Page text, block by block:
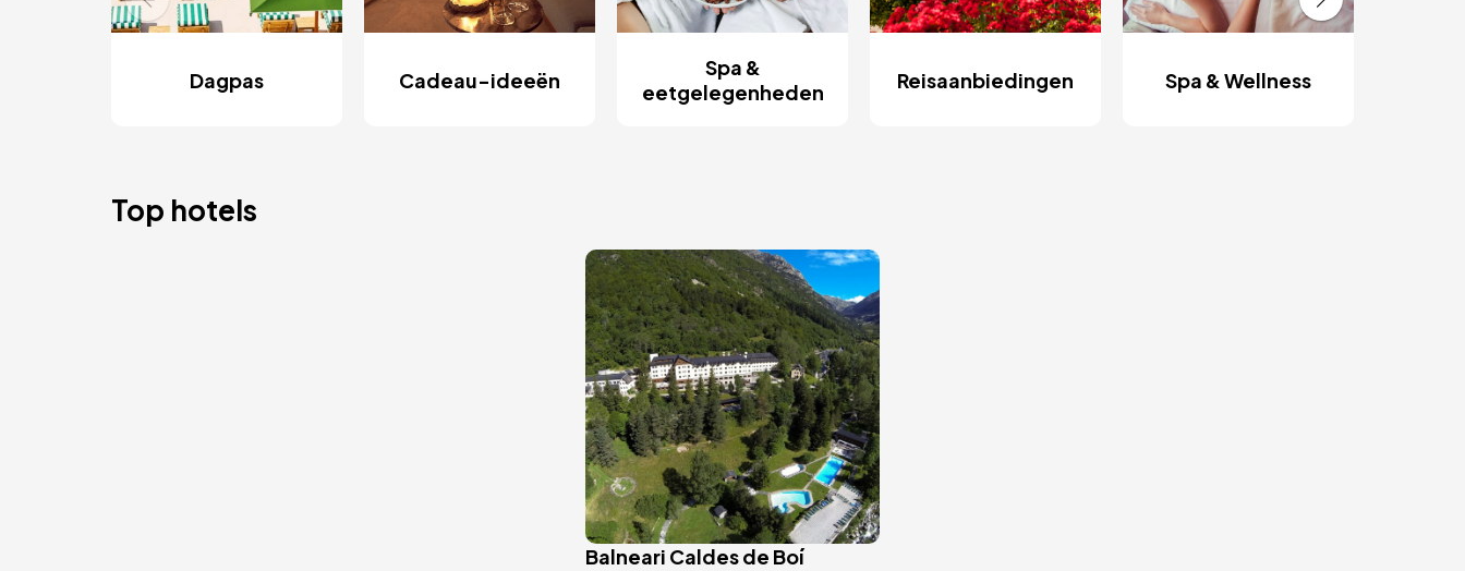
Dagpas Cadeau-ideeën
Spa &
eetgelegenheden
Reisaanbiedingen Spa & Wellness
Top hotels
Afbeelding
Balneari Caldes de Boí